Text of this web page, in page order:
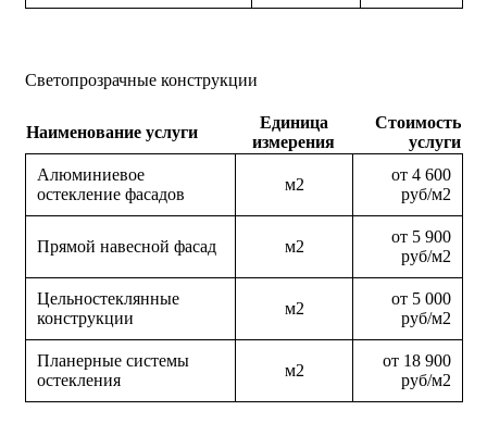
Светопрозрачные конструкции
Наименование услуги
Единица
измерения
Стоимость
услуги
Алюминиевое
остекление фасадов
м2
от 4 600
руб/м2
Прямой навесной фасад м2
от 5 900
руб/м2
Цельностеклянные
конструкции
м2
от 5 000
руб/м2
Планерные системы
остекления
м2
от 18 900
руб/м2